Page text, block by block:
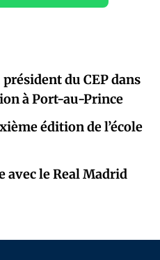
du CEP dans
à Port-au-Prince
édition de l’école
avec le Real Madrid